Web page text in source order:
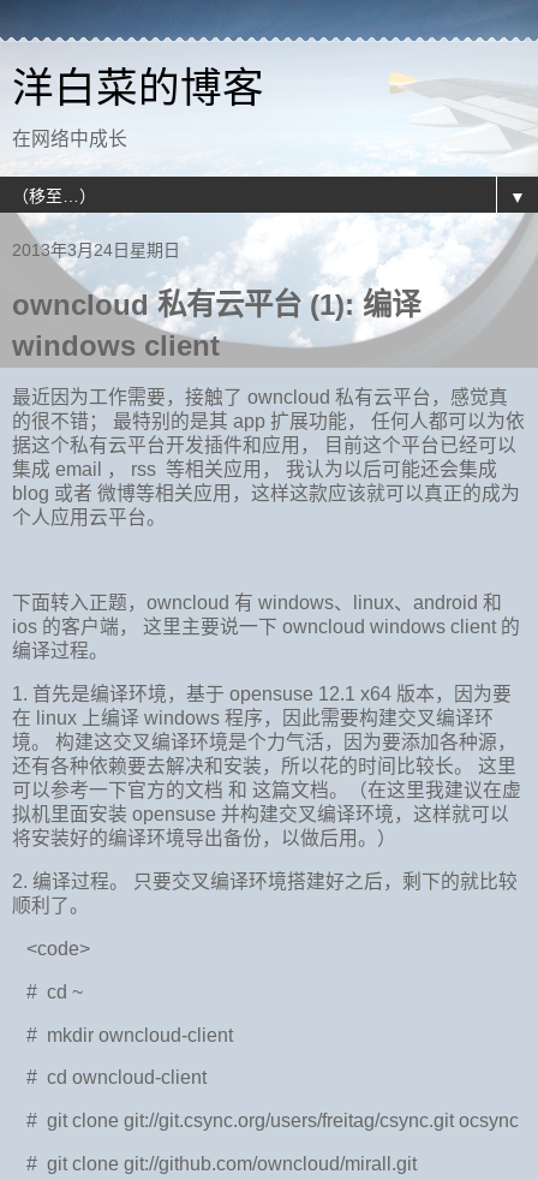
洋白菜的博客
在网络中成长
▼
2013年3月24日星期日
owncloud 私有云平台 (1): 编译
windows client
最近因为工作需要，接触了 owncloud 私有云平台，感觉真
的很不错；
最特别的是其 app 扩展功能，
任何人都可以为依
据这个私有云平台开发插件和应用，
目前这个平台已经可以
集成 email ， rss 等相关应用，
我认为以后可能还会集成
blog 或者 微博等相关应用，这样这款应该就可以真正的成为
个人应用云平台。
下面转入正题， owncloud 有 windows、 linux、 android 和
ios 的客户端， 这里主要说一下 owncloud windows client 的
编译过程。
1. 首先是编译环境，基于 opensuse 12.1 x64 版本，因为要
在 linux 上编译 windows 程序，因此需要构建交叉编译环
境。
构建这交叉编译环境是个力气活，因为要添加各种源，
还有各种依赖要去解决和安装，所以花的时间比较长。
这里
可以参考一下官方的文档 和 这篇文档。（在这里我建议在虚
拟机里面安装 opensuse 并构建交叉编译环境，这样就可以
将安装好的编译环境导出备份，以做后用。）
2. 编译过程。
只要交叉编译环境搭建好之后，剩下的就比较
顺利了。
<code>
# cd ~
# mkdir owncloud-client
# cd owncloud-client
# git clone git://git.csync.org/users/freitag/csync.git ocsync
# git clone git://github.com/owncloud/mirall.git